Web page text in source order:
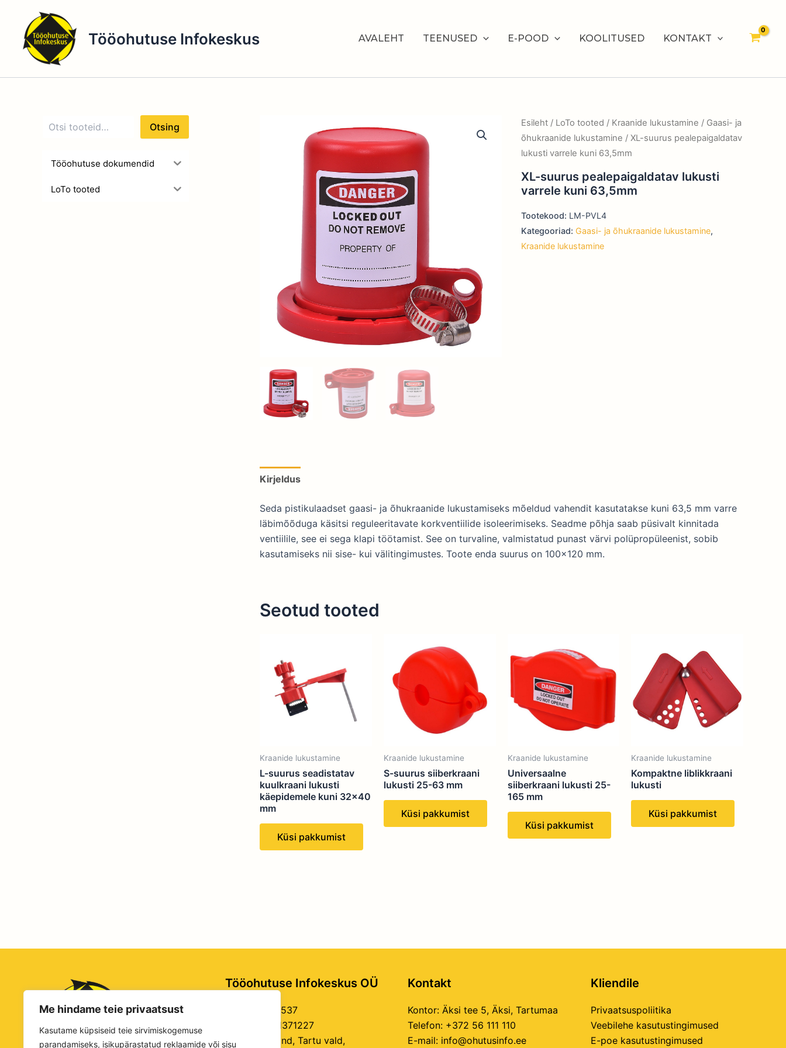
Me hindame teie privaatsust
Kasutame küpsiseid teie sirvimiskogemuse
parandamiseks, isikupärastatud reklaamide või sisu
content
Tööohutuse Infokeskus AVALEHT TEENUSED E-POOD KOOLITUSED KONTAKT
t
i
g
Otsing
Tööohutuse dokumendid
LoTo tooted
Esileht/ LoTo tooted / Kraanide lukustamine / Gaasi- ja
õhukraanide lukustamine / XL-suurus pealepaigaldatav
lukusti varrele kuni 63,5mm
XL-suurus pealepaigaldatav lukusti
varrele kuni 63,5mm
Tootekood: LM-PVL4
Kategooriad: Gaasi- ja õhukraanide lukustamine,
Kraanide lukustamine
Kirjeldus
Seda pistikulaadset gaasi- ja õhukraanide lukustamiseks mõeldud vahendit kasutatakse kuni 63,5 mm varre
läbimõõduga käsitsi reguleeritavate korkventiilide isoleerimiseks. Seadme põhja saab püsivalt kinnitada
ventiilile, see ei sega klapi töötamist. See on turvaline, valmistatud punast värvi polüpropüleenist, sobib
kasutamiseks nii sise- kui välitingimustes. Toote enda suurus on 100×120 mm.
Seotud tooted
Kraanide lukustamine
L-suurus seadistatav
kuulkraani lukusti
käepidemele kuni 32×40
mm
Küsi pakkumist
Kraanide lukustamine
S-suurus siiberkraani
lukusti 25-63 mm
Küsi pakkumist
Kraanide lukustamine
Universaalne
siiberkraani lukusti 25-
165 mm
Küsi pakkumist
Kraanide lukustamine
Kompaktne liblikkraani
lukusti
Küsi pakkumist
Tööohutuse Infokeskus OÜ
Rg-nr: 11944537
KMKR: EE101371227
Tartu maakond, Tartu vald,
Kontakt
Kontor: Äksi tee 5, Äksi, Tartumaa
Telefon: +372 56 111 110
E-mail: info@ohutusinfo.ee
Kliendile
Privaatsuspoliitika
Veebilehe kasutustingimused
E-poe kasutustingimused